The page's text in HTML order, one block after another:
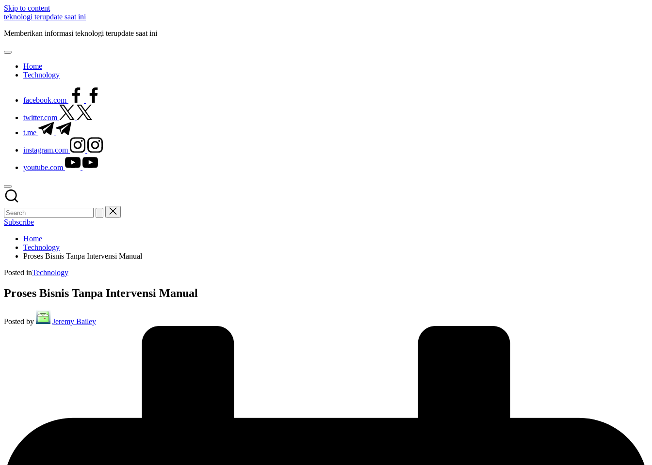
Skip to content
teknologi terupdate saat ini
Memberikan informasi teknologi terupdate saat ini
Home
Technology
facebook.com
twitter.com
t.me
instagram.com
youtube.com
Subscribe
Home
Technology
Proses Bisnis Tanpa Intervensi Manual
Posted inTechnology
Proses Bisnis Tanpa Intervensi Manual
Posted by Jeremy Bailey